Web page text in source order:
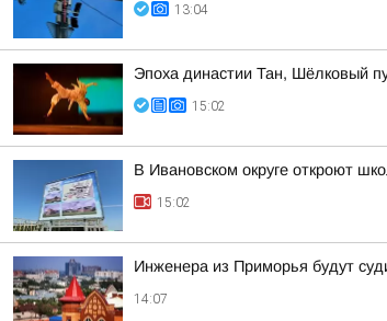
13:04
Эпоха династии Тан, Шёлковый
15:02
В Ивановском округе откроют
15:02
Инженера из Приморья будут
14:07